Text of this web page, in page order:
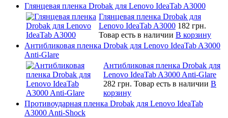
Глянцевая пленка Drobak для Lenovo IdeaTab A3000
Глянцевая пленка Drobak для
Lenovo IdeaTab A3000 182 грн.
Товар есть в наличии В корзину
Антибликовая пленка Drobak для Lenovo IdeaTab A3000
Anti-Glare
Антибликовая пленка Drobak для
Lenovo IdeaTab A3000 Anti-Glare
282 грн. Товар есть в наличии В
корзину
Противоударная пленка Drobak для Lenovo IdeaTab
A3000 Anti-Shock